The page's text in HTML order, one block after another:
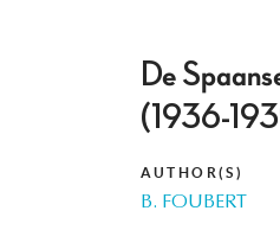
De
(1936-
AUTHOR(S)
B. FOUBERT